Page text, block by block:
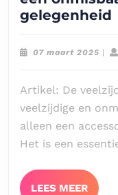
gelegenheid
07 maart 2025 07
|
Artikel: De
veelzijdige en
alleen een
Het is een
LEES MEERLEES